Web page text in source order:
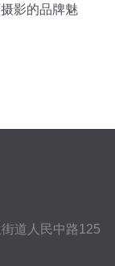
影的品牌魅
道人民中路125